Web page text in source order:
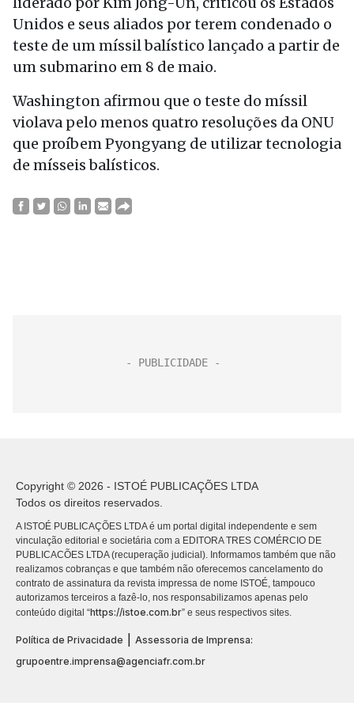
Unidos e seus aliados por terem condenado o
teste de um míssil balístico lançado a partir de
um submarino em 8 de maio.
Washington afirmou que o teste do míssil
violava pelo menos quatro resoluções da ONU
que proíbem Pyongyang de utilizar tecnologia
de mísseis balísticos.
Copyright © 2026 - ISTOÉ PUBLICAÇÕES LTDA
Todos os direitos reservados.
A ISTOÉ PUBLICAÇÕES LTDA é um portal digital independente e sem
vinculação editorial e societária com a EDITORA TRES COMÉRCIO DE
PUBLICACÕES LTDA (recuperação judicial). Informamos também que não
realizamos cobranças e que também não oferecemos cancelamento do
contrato de assinatura da revista impressa de nome ISTOÉ, tampouco
autorizamos terceiros a fazê-lo, nos responsabilizamos apenas pelo
conteúdo digital “https://istoe.com.br” e seus respectivos sites.
Política de Privacidade
Assessoria de Imprensa:
grupoentre.imprensa@agenciafr.com.br